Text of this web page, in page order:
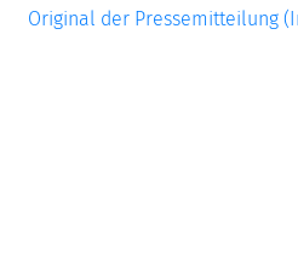
Original der Pressemitteilung